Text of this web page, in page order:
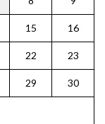
15 16
22 23
29 30